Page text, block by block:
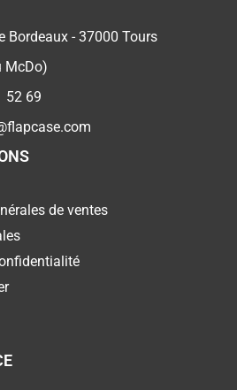
Bordeaux - 37000 Tours
McDo)
52 69
de ventes